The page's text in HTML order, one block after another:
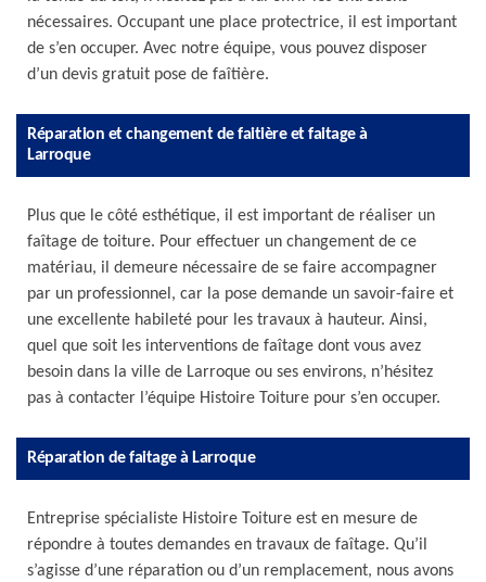
nécessaires. Occupant une place protectrice, il est important
de s’en occuper. Avec notre équipe, vous pouvez disposer
d’un devis gratuit pose de faîtière.
Réparation et changement de faitière et faitage à
Larroque
Plus que le côté esthétique, il est important de réaliser un
faîtage de toiture. Pour effectuer un changement de ce
matériau, il demeure nécessaire de se faire accompagner
par un professionnel, car la pose demande un savoir-faire et
une excellente habileté pour les travaux à hauteur. Ainsi,
quel que soit les interventions de faîtage dont vous avez
besoin dans la ville de Larroque ou ses environs, n’hésitez
pas à contacter l’équipe Histoire Toiture pour s’en occuper.
Réparation de faitage à Larroque
Entreprise spécialiste Histoire Toiture est en mesure de
répondre à toutes demandes en travaux de faîtage. Qu’il
s’agisse d’une réparation ou d’un remplacement, nous avons